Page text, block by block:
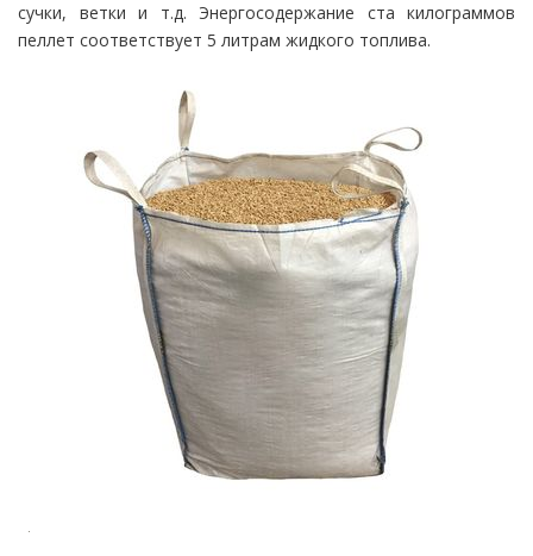
сучки, ветки и т.д. Энергосодержание ста килограммов
пеллет соответствует 5 литрам жидкого топлива.